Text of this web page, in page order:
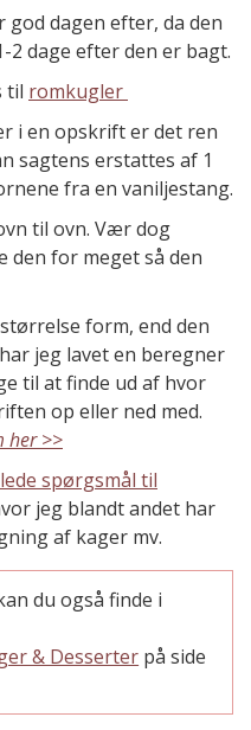
god dagen efter, da den
dage efter den er bagt.
til romkugler
i en opskrift er det ren
sagtens erstattes af 1
fra en vaniljestang.
til ovn. Vær dog
den for meget så den
form, end den
jeg lavet en beregner
til at finde ud af hvor
op eller ned med.
her >>
spørgsmål til
jeg blandt andet har
af kager mv.
du også finde i
& Desserter på side